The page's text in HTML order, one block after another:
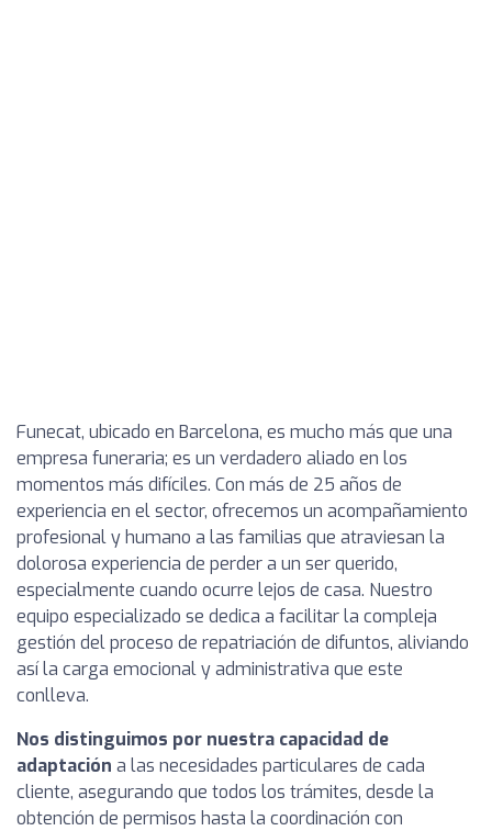
Funecat, ubicado en Barcelona, es mucho más que una
empresa funeraria; es un verdadero aliado en los
momentos más difíciles. Con más de 25 años de
experiencia en el sector, ofrecemos un acompañamiento
profesional y humano a las familias que atraviesan la
dolorosa experiencia de perder a un ser querido,
especialmente cuando ocurre lejos de casa. Nuestro
equipo especializado se dedica a facilitar la compleja
gestión del proceso de repatriación de difuntos, aliviando
así la carga emocional y administrativa que este
conlleva.
Nos distinguimos por nuestra capacidad de
adaptación a las necesidades particulares de cada
cliente, asegurando que todos los trámites, desde la
obtención de permisos hasta la coordinación con